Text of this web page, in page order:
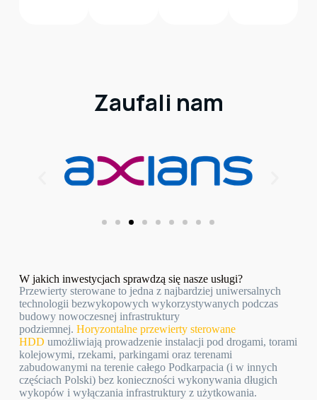
Zaufali nam
W jakich inwestycjach sprawdzą się nasze usługi?
Przewierty sterowane to jedna z najbardziej uniwersalnych
technologii bezwykopowych wykorzystywanych podczas
budowy nowoczesnej infrastruktury
podziemnej. Horyzontalne przewierty sterowane
HDD umożliwiają prowadzenie instalacji pod drogami, torami
kolejowymi, rzekami, parkingami oraz terenami
zabudowanymi na terenie całego Podkarpacia (i w innych
częściach Polski) bez konieczności wykonywania długich
wykopów i wyłączania infrastruktury z użytkowania.